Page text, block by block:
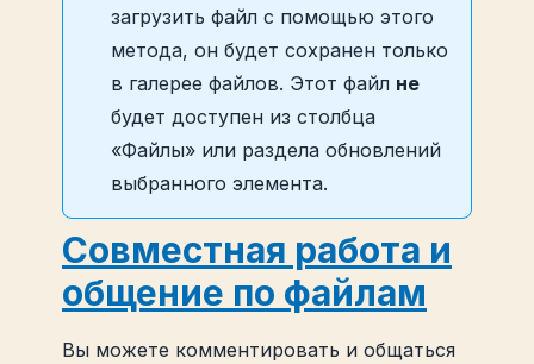
загрузить файл с помощью этого
метода, он будет сохранен только
в галерее файлов. Этот файл не
будет доступен из столбца
«Файлы» или раздела обновлений
выбранного элемента.
Совместная работа и
общение по файлам
Вы можете комментировать и общаться